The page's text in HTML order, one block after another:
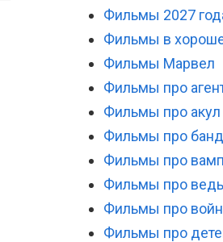
Фильмы 2027
Фильмы в
Фильмы Марвел
Фильмы про
Фильмы про акул
Фильмы про
Фильмы про
Фильмы про
Фильмы про
Фильмы про